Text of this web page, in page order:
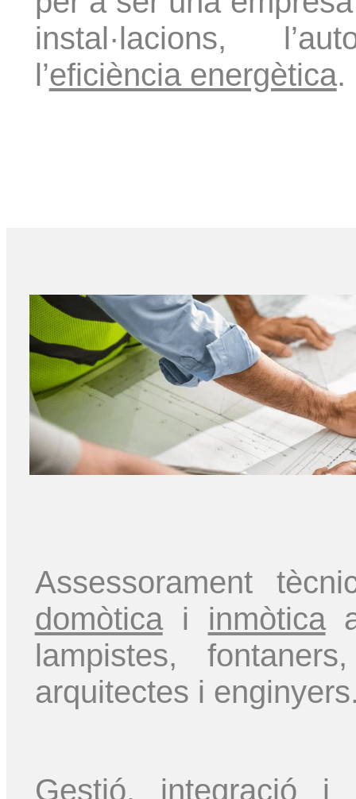
instal·lacions,
l’eficiència energètica.
Assessorament
domòticai inmòticaa
lampistes,
arquitectes i
Gestió, integració i